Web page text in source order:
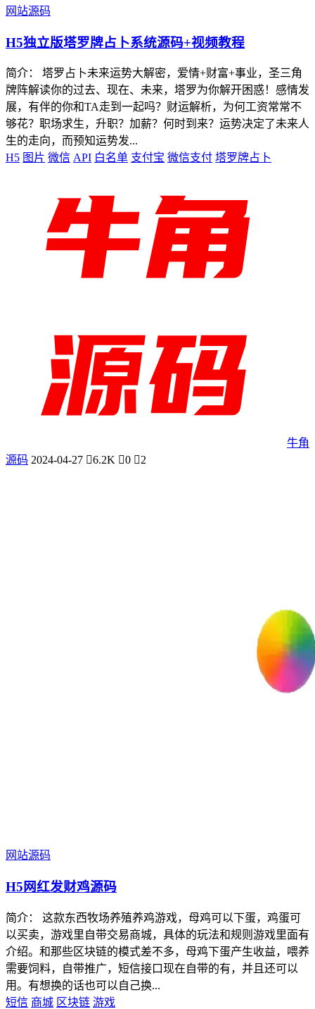
网站源码
H5独立版塔罗牌占卜系统源码+视频教程
简介： 塔罗占卜未来运势大解密，爱情+财富+事业，圣三角
牌阵解读你的过去、现在、未来，塔罗为你解开困惑！感情发
展，有伴的你和TA走到一起吗？财运解析，为何工资常常不
够花？职场求生，升职？加薪？何时到来？运势决定了未来人
生的走向，而预知运势发...
H5 图片 微信 API 白名单 支付宝 微信支付 塔罗牌占卜
牛角
源码 2024-04-27 6.2K 0 2
网站源码
H5网红发财鸡源码
简介： 这款东西牧场养殖养鸡游戏，母鸡可以下蛋，鸡蛋可
以买卖，游戏里自带交易商城，具体的玩法和规则游戏里面有
介绍。和那些区块链的模式差不多，母鸡下蛋产生收益，喂养
需要饲料，自带推广，短信接口现在自带的有，并且还可以
用。有想换的话也可以自己换...
短信 商城 区块链 游戏